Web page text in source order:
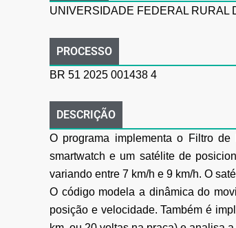
UNIVERSIDADE FEDERAL RURAL
PROCESSO
BR 51 2025 001438 4
DESCRIÇÃO
O programa implementa o Filtro
smartwatch e um satélite de
variando entre 7 km/h e 9 km/h. O
O código modela a dinâmica do
posição e velocidade. Também é